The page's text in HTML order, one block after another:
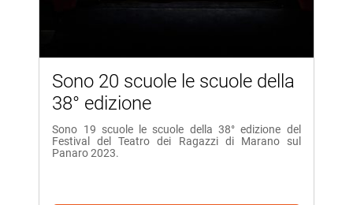
Sono 20 scuole le scuole della
38° edizione
Sono 19 scuole le scuole della 38° edizione del
Festival del Teatro dei Ragazzi di Marano sul
Panaro 2023.